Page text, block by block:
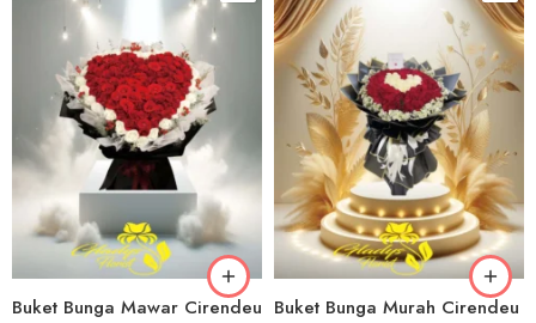
Buket Bunga Mawar Cirendeu Buket Bunga Murah Cirendeu